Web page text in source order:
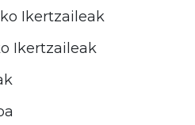
Ikertzaileak
Ikertzaileak